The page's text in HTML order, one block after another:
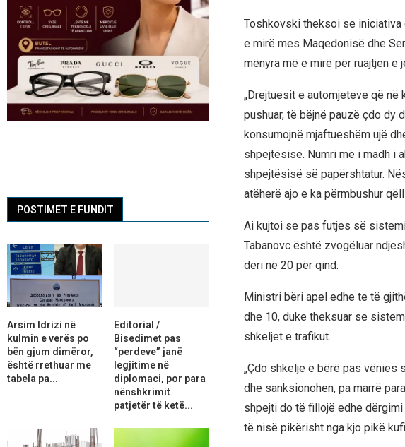
Toshkovski theksoi se iniciativa
e mirë mes Maqedonisë dhe
mënyra më e mirë për ruajtjen e
„Drejtuesit e automjeteve që
pushuar, të bëjnë pauzë çdo dy
konsumojnë mjaftueshëm ujë
shpejtësisë. Numri më i madh i
shpejtësisë së papërshtatur.
atëherë ajo e ka përmbushur
Ai kujtoi se pas futjes së
Tabanovc është zvogëluar
deri në 20 për qind.
Ministri bëri apel edhe te të
dhe 10, duke theksuar se
shkeljet e trafikut.
„Çdo shkelje e bërë pas
dhe sanksionohen, pa marrë
shpejti do të fillojë edhe
të nisë pikërisht nga kjo pikë
POSTIMET E FUNDIT
Arsim Idrizi në
kulmin e verës po
bën gjum dimëror,
është rrethuar me
tabela pa...
Editorial /
Bisedimet pas
“perdeve” janë
legjitime në
diplomaci, por para
nënshkrimit
patjetër të ketë...